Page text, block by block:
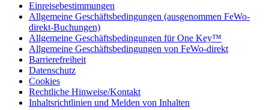
Einreisebestimmungen
Allgemeine Geschäftsbedingungen (ausgenommen FeWo-
direkt-Buchungen)
Allgemeine Geschäftsbedingungen für One Key™
Allgemeine Geschäftsbedingungen von FeWo-direkt
Barrierefreiheit
Datenschutz
Cookies
Rechtliche Hinweise/Kontakt
Inhaltsrichtlinien und Melden von Inhalten